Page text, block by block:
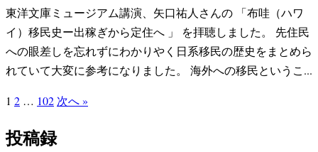
東洋文庫ミュージアム講演、矢口祐人さんの 「布哇（ハワ
イ）移民史ー出稼ぎから定住へ 」 を拝聴しました。 先住民
への眼差しを忘れずにわかりやく日系移民の歴史をまとめら
れていて大変に参考になりました。 海外への移民というこ...
投
稿
1 2 … 102 次へ »
投稿録